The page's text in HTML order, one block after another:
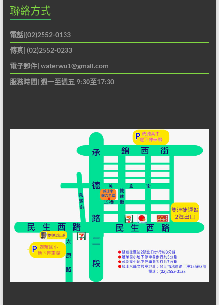
聯絡方式
電話|(02)2552-0133
傳真| (02)2552-0233
電子郵件| waterwu1@gmail.com
服務時間| 週一至週五 9:30至17:30